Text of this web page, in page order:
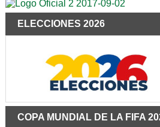
ELECCIONES 2026
COPA MUNDIAL DE LA FIFA